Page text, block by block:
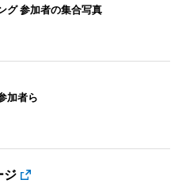
グ 参加者の集合写真
加者ら
ジ